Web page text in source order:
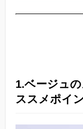
1.ベージュ
ススメポイ